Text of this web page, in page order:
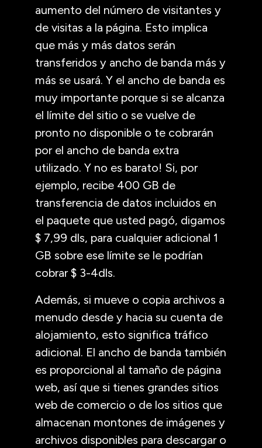
aumento del número de visitantes y
de visitas a la página. Esto implica
que más y más datos serán
transferidos y ancho de banda más y
más se usará. Y el ancho de banda es
muy importante porque si se alcanza
el límite del sitio o se vuelve de
pronto no disponible o te cobrarán
por el ancho de banda extra
utilizado. Y no es barato! Si, por
ejemplo, recibe 400 GB de
transferencia de datos incluidos en
el paquete que usted pagó, digamos
$ 7,99 dls, para cualquier adicional 1
GB sobre ese límite se le podrían
cobrar $ 3-4dls.
Además, si mueve o copia archivos a
menudo desde y hacia su cuenta de
alojamiento, esto significa tráfico
adicional. El ancho de banda también
es proporcional al tamaño de página
web, así que si tienes grandes sitios
web de comercio o de los sitios que
almacenan montones de imágenes y
archivos disponibles para descargar o